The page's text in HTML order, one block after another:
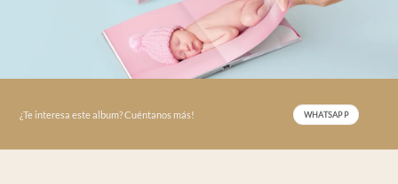
¿Te interesa este album? Cuéntanos más! WHATSAPP